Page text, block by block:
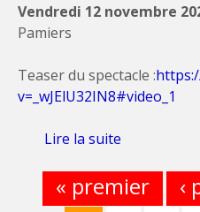
Vendredi 12 novembre
Pamiers
Teaser du spectacle :
v=_wJElU32IN8#video_1
Lire la suite
Pages« premier ‹